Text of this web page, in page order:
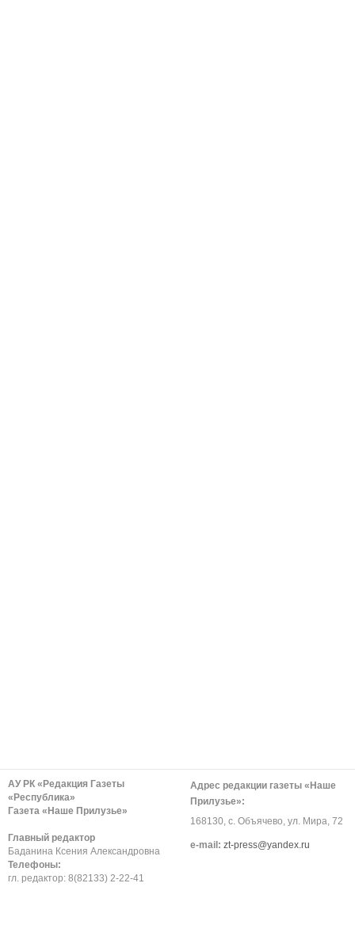
АУ РК «Редакция Газеты
«Республика»
Газета «Наше Прилузье»
Главный редактор
Баданина Ксения Александровна
Телефоны:
гл. редактор: 8(82133) 2-22-41
Адрес редакции газеты «Наше
Прилузье»:
168130, с. Объячево, ул. Мира, 72
е-mail: zt-press@yandex.ru